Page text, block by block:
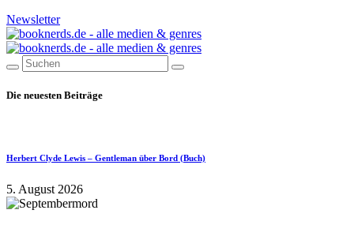
Newsletter
Die neuesten Beiträge
Herbert Clyde Lewis – Gentleman über Bord (Buch)
5. August 2026